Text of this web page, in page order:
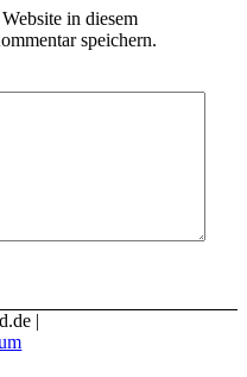
in diesem
speichern.
|